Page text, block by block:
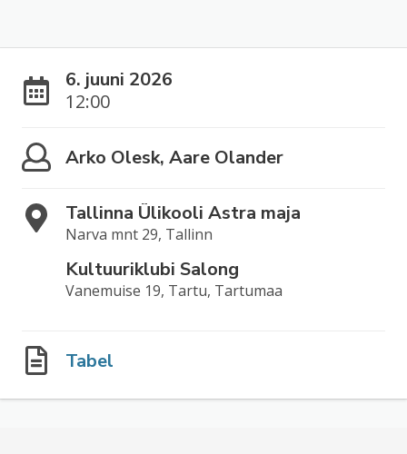
6. juuni 2026
12:00
Arko Olesk, Aare Olander
Tallinna Ülikooli Astra maja
Narva mnt 29, Tallinn
Kultuuriklubi Salong
Vanemuise 19, Tartu, Tartumaa
Tabel